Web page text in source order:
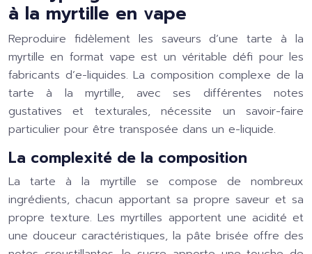
à la myrtille en vape
Reproduire fidèlement les saveurs d’une tarte à la
myrtille en format vape est un véritable défi pour les
fabricants d’e-liquides. La composition complexe de la
tarte à la myrtille, avec ses différentes notes
gustatives et texturales, nécessite un savoir-faire
particulier pour être transposée dans un e-liquide.
La complexité de la composition
La tarte à la myrtille se compose de nombreux
ingrédients, chacun apportant sa propre saveur et sa
propre texture. Les myrtilles apportent une acidité et
une douceur caractéristiques, la pâte brisée offre des